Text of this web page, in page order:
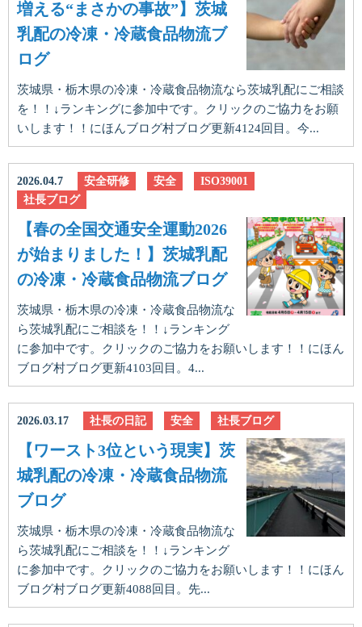
増える“まさかの事故”】茨城
乳配の冷凍・冷蔵食品物流ブ
ログ
茨城県・栃木県の冷凍・冷蔵食品物流なら茨城乳配にご相談
を！！↓ランキングに参加中です。クリックのご協力をお願
いします！！にほんブログ村ブログ更新4124回目。今...
2026.04.7 安全研修 安全
ISO39001
社長ブログ
【春の全国交通安全運動2026
が始まりました！】茨城乳配
の冷凍・冷蔵食品物流ブログ
茨城県・栃木県の冷凍・冷蔵食品物流な
ら茨城乳配にご相談を！！↓ランキング
に参加中です。クリックのご協力をお願いします！！にほん
ブログ村ブログ更新4103回目。4...
2026.03.17 社長の日記 安全 社長ブログ
【ワースト3位という現実】茨
城乳配の冷凍・冷蔵食品物流
ブログ
茨城県・栃木県の冷凍・冷蔵食品物流な
ら茨城乳配にご相談を！！↓ランキング
に参加中です。クリックのご協力をお願いします！！にほん
ブログ村ブログ更新4088回目。先...